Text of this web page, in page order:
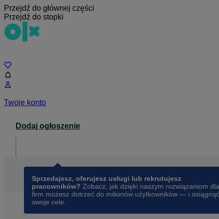
Przejdź do głównej części
Przejdź do stopki
Twoje konto
Dodaj ogłoszenie
Sprzedajesz, oferujesz usługi lub rekrutujesz
pracowników? Zobacz, jak dzięki naszym rozwiązaniom dla
firm możesz dotrzeć do milionów użytkowników — i osiągnąć
swoje cele.